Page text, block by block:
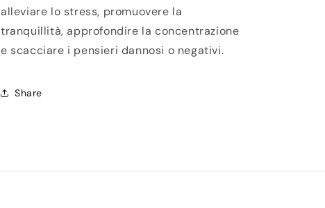
alleviare lo stress, promuovere la
tranquillità, approfondire la concentrazione
e scacciare i pensieri dannosi o negativi.
Share